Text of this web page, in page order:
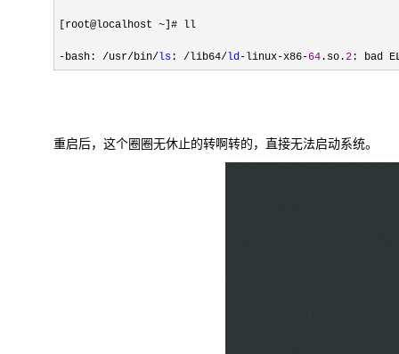
[root@localhost ~ ]# ll
-bash: /usr/bin/ ls : /lib64/ ld-linux-x86-64 .so.2 : bad
重启后，这个圈圈无休止的转啊转的，直接无法启动系统。